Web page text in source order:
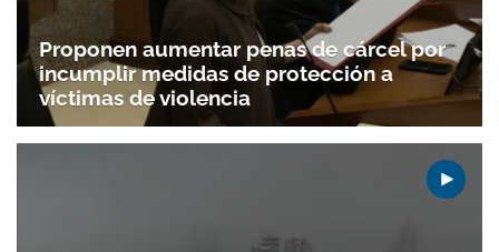
Proponen aumentar penas de cárcel por
incumplir medidas de protección a
víctimas de violencia